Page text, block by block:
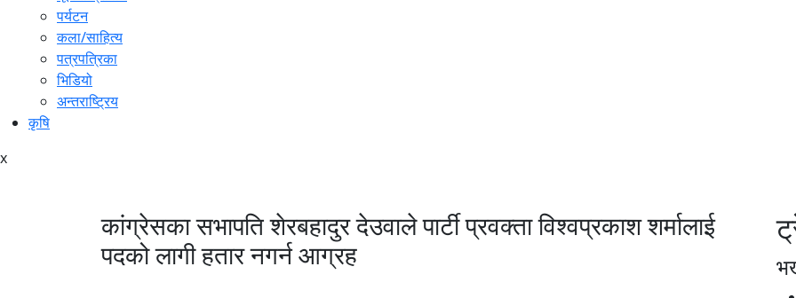
पर्यटन
कला/साहित्य
पत्रपत्रिका
भिडियो
अन्तराष्ट्रिय
कृषि
x
कांग्रेसका सभापति शेरबहादुर देउवाले पार्टी प्रवक्ता विश्वप्रकाश शर्मालाई
पदको लागी हतार नगर्न आग्रह